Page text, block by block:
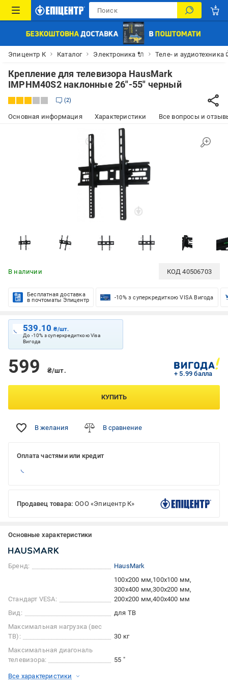
Эпицентр К Каталог Электроника 🔌 Теле- и аудиотехника
Крепление для телевизора HausMark
IMPHM40S2 наклонные 26"-55" черный
2
Основная информация Характеристики Все вопросы и
В наличии КОД40506703
Бесплатная доставка
в почтоматы Эпицентр
-10% з суперкредиткою VISA Вигода
539.10₴/шт.
До -10% з суперкредиткою Visa
Вигода
599 ₴/шт. + 5.99 балла
КУПИТЬ
В желания В сравнение
Оплата частями или кредит
Продавец товара: ООО «Эпицентр К»
Основные характеристики
Бренд: HausMark
Стандарт VESA:
100x200 мм 100x100 мм
300x400 мм 300x200 мм
200x200 мм 400x400 мм
Вид:
для ТВ
Максимальная нагрузка (вес
ТВ):
30 кг
Максимальная диагональ
телевизора:
55 "
Все характеристики